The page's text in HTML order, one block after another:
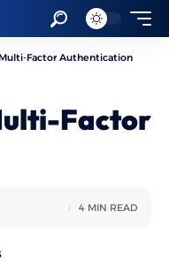
Factor Authentication
Factor
4 MIN READ